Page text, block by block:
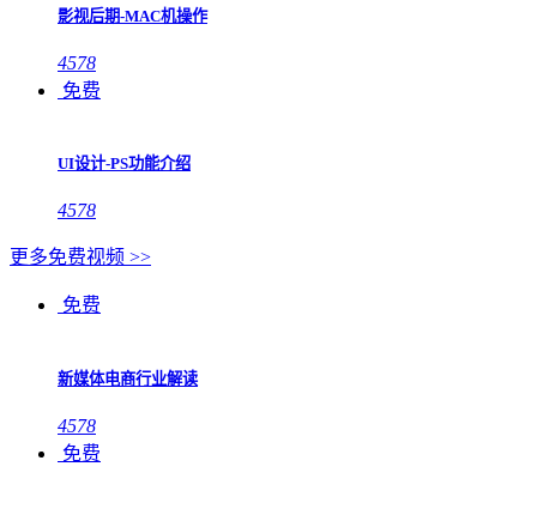
影视后期-MAC机操作
4578
免费
UI设计-PS功能介绍
4578
更多免费视频 >>
免费
新媒体电商行业解读
4578
免费